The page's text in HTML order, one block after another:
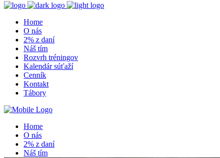
Home
O nás
2% z daní
Náš tím
Rozvrh tréningov
Kalendár súťaží
Cenník
Kontakt
Tábory
Home
O nás
2% z daní
Náš tím